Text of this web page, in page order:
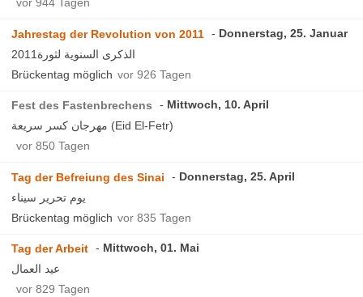
Jahrestag der Revolution von 2011
Donnerstag, 25. Januar
الذكرى السنوية لثورة2011
Brückentag möglich vor 926 Tagen
Fest des Fastenbrechens
Mittwoch, 10. April
مهرجان كسر سريعة (Eid El-Fetr)
vor 850 Tagen
Tag der Befreiung des Sinai
Donnerstag, 25. April
يوم تحرير سيناء
Brückentag möglich vor 835 Tagen
Tag der Arbeit
Mittwoch, 01. Mai
عيد العمال
vor 829 Tagen